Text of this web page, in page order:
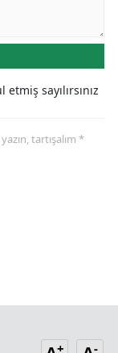
sayılırsınız
tartışalım *
+ -